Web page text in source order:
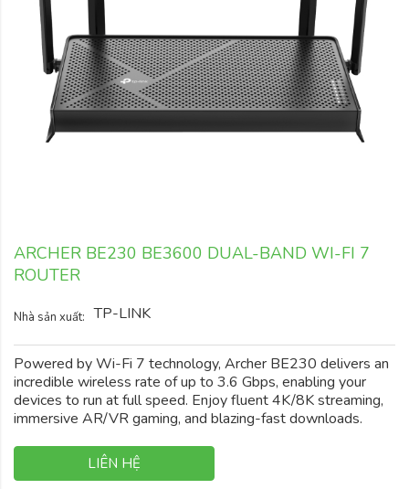
ARCHER BE230 BE3600 DUAL-BAND WI-FI 7
ROUTER
Nhà sản xuất: TP-LINK
Powered by Wi-Fi 7 technology, Archer BE230 delivers an
incredible wireless rate of up to 3.6 Gbps, enabling your
devices to run at full speed. Enjoy fluent 4K/8K streaming,
immersive AR/VR gaming, and blazing-fast downloads.
LIÊN HỆ